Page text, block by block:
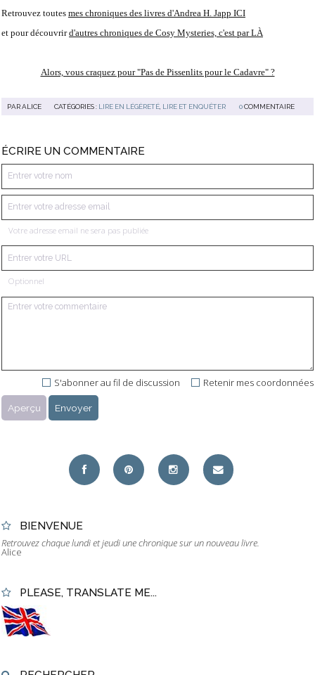
Retrouvez toutes mes chroniques des livres d'Andrea H. Japp ICI
et pour découvrird'autres chroniques de Cosy Mysteries, c'est par LÀ
Alors, vous craquez pour "Pas de Pissenlits pour le Cadavre" ?
PARALICE CATÉGORIES : LIRE EN LÉGÈRETÉ LIRE ET ENQUÊTER 0 COMMENTAIRE
ÉCRIRE UN COMMENTAIRE
Votre adresse email ne sera pas publiée
Optionnel
Retenir mes coordonnées
S'abonner au fil de discussion
BIENVENUE
Retrouvez chaque lundi et jeudi une chronique sur un nouveau livre.
Alice
PLEASE, TRANSLATE ME...